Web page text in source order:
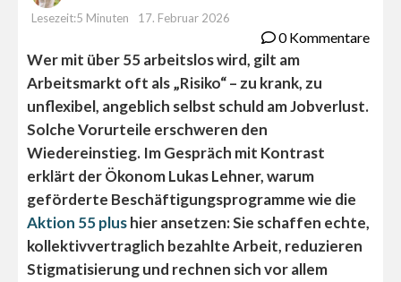
Lesezeit:5 Minuten
17. Februar 2026
0 Kommentare
Wer mit über 55 arbeitslos wird, gilt am
Arbeitsmarkt oft als „Risiko“ – zu krank, zu
unflexibel, angeblich selbst schuld am Jobverlust.
Solche Vorurteile erschweren den
Wiedereinstieg. Im Gespräch mit Kontrast
erklärt der Ökonom Lukas Lehner, warum
geförderte Beschäftigungsprogramme wie die
Aktion 55 plushier ansetzen: Sie schaffen echte,
kollektivvertraglich bezahlte Arbeit, reduzieren
Stigmatisierung und rechnen sich vor allem